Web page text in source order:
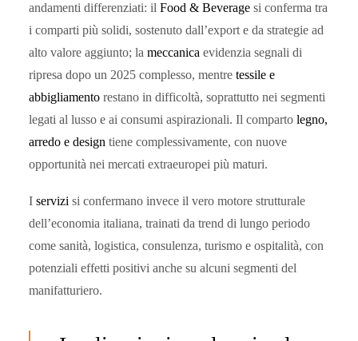
andamenti differenziati: il Food & Beverage si conferma tra
i comparti più solidi, sostenuto dall’export e da strategie ad
alto valore aggiunto; la meccanica evidenzia segnali di
ripresa dopo un 2025 complesso, mentre tessile e
abbigliamento restano in difficoltà, soprattutto nei segmenti
legati al lusso e ai consumi aspirazionali. Il comparto legno,
arredo e design tiene complessivamente, con nuove
opportunità nei mercati extraeuropei più maturi.
I servizi si confermano invece il vero motore strutturale
dell’economia italiana, trainati da trend di lungo periodo
come sanità, logistica, consulenza, turismo e ospitalità, con
potenziali effetti positivi anche su alcuni segmenti del
manifatturiero.